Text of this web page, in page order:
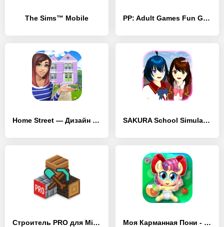
The Sims™ Mobile PP: Adult Games Fun Girls sims
Home Street — Дизайн дома SAKURA School Simulator
Строитель PRO для Minecraft PE Моя Карманная Пони - Виртуальный Питомец